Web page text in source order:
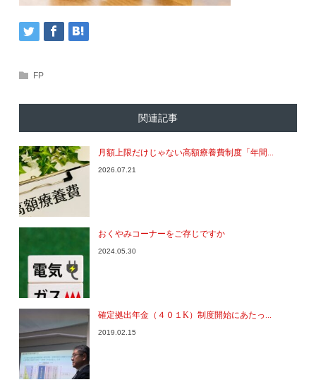
FP
関連記事
月額上限だけじゃない高額療養費制度「年間...
2026.07.21
おくやみコーナーをご存じですか
2024.05.30
確定拠出年金（４０１K）制度開始にあたっ...
2019.02.15